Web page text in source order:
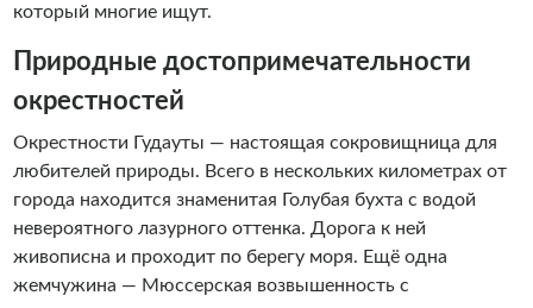
который многие ищут.
Природные достопримечательности
окрестностей
Окрестности Гудауты — настоящая сокровищница для
любителей природы. Всего в нескольких километрах от
города находится знаменитая Голубая бухта с водой
невероятного лазурного оттенка. Дорога к ней
живописна и проходит по берегу моря. Ещё одна
жемчужина — Мюссерская возвышенность с